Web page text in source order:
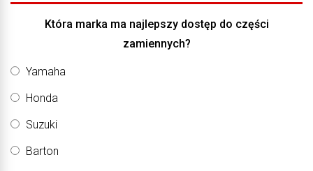
Która marka ma najlepszy dostęp do części
zamiennych?
Yamaha
Honda
Suzuki
Barton